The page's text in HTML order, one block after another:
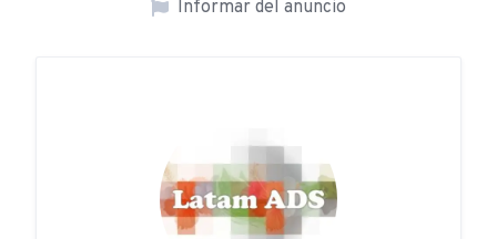
Informar del anuncio